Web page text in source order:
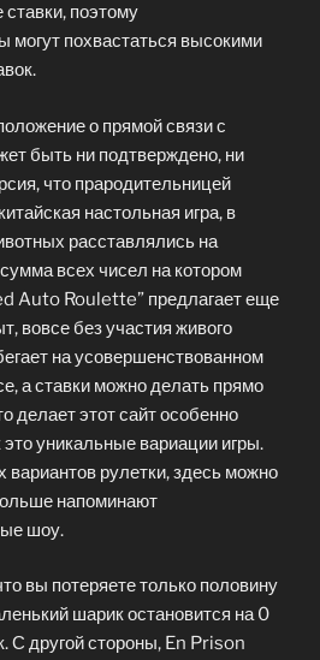
поэтому
могут похвастаться высокими
о прямой связи с
быть ни подтверждено, ни
что прародительницей
настольная игра, в
расставлялись на
всех чисел на котором
Auto Roulette” предлагает еще
вовсе без участия живого
на усовершенствованном
а ставки можно делать прямо
делает этот сайт особенно
уникальные вариации игры.
рулетки, здесь можно
напоминают
шоу.
вы потеряете только половину
шарик остановится на 0
С другой стороны, En Prison